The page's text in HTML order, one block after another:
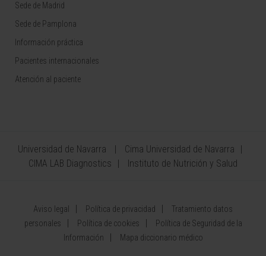
Sede de Madrid
Sede de Pamplona
Información práctica
Pacientes internacionales
Atención al paciente
Universidad de Navarra
Cima Universidad de Navarra
CIMA LAB Diagnostics
Instituto de Nutrición y Salud
Aviso legal Política de privacidad
Tratamiento datos
personales
Política de cookies
Política de Seguridad de la
Información
Mapa diccionario médico